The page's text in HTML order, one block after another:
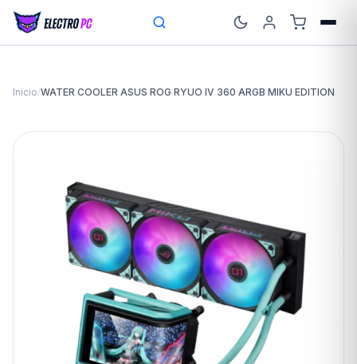
Inicio/WATER COOLER ASUS ROG RYUO IV 360 ARGB MIKU EDITION